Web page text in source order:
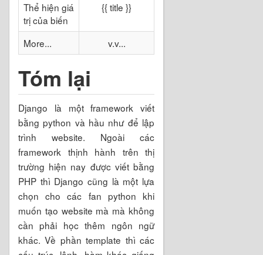
Thể hiện giá
trị của biến
{{ title }}
More... v.v...
Tóm lại
Django là một framework viết
bằng python và hầu như để lập
trình website. Ngoài các
framework thịnh hành trên thị
trường hiện nay được viết bằng
PHP thì Django cũng là một lựa
chọn cho các fan python khi
muốn tạo website mà mà không
cần phải học thêm ngôn ngữ
khác. Về phần template thì các